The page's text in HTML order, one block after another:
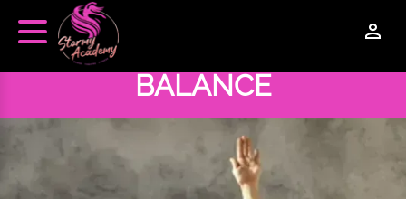
BALANCE
Panneau de gestion des cookies